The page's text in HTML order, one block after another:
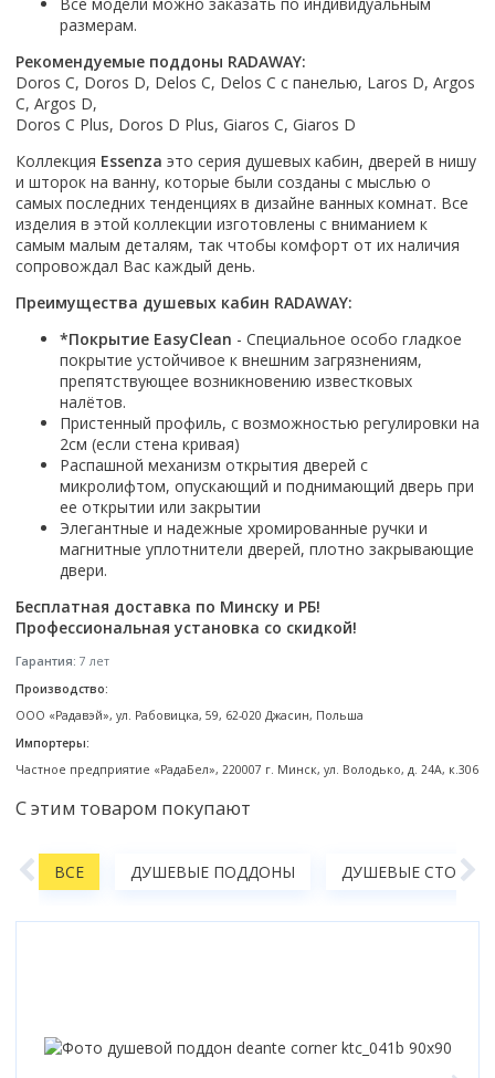
Смотреть все
Способ открывания
С раздвижной дверью
С распашной дверью
С открывающейся дверью
Высота кабины
Высокие
Низкие
200 см
До 200 см
Смотреть все
Комплектующие
Сифоны
Ролики
Скребки
Коврик для душевой кабины
Смотреть все
размерам.
Рекомендуемые поддоны RADAWAY:
Doros C, Doros D, Delos C, Delos C с панелью, Laros D, Argos
C, Argos D,
Doros C Plus, Doros D Plus, Giaros C, Giaros D
Коллекция Essenza это серия душевых кабин, дверей в нишу
и шторок на ванну, которые были созданы с мыслью о
самых последних тенденциях в дизайне ванных комнат. Все
изделия в этой коллекции изготовлены с вниманием к
самым малым деталям, так чтобы комфорт от их наличия
сопровождал Вас каждый день.
Преимущества душевых кабин RADAWAY:
*Покрытие EasyClean - Специальное особо гладкое
покрытие устойчивое к внешним загрязнениям,
препятствующее возникновению известковых
налётов.
Пристенный профиль, с возможностью регулировки на
2см (если стена кривая)
Распашной механизм открытия дверей с
микролифтом, опускающий и поднимающий дверь при
ее открытии или закрытии
Элегантные и надежные хромированные ручки и
магнитные уплотнители дверей, плотно закрывающие
двери.
Бесплатная доставка по Минску и РБ!
Профессиональная установка со скидкой!
Гарантия: 7 лет
Производство:
ООО «Радавэй», ул. Рабовицка, 59, 62-020 Джасин, Польша
Импортеры:
Частное предприятие «РадаБел», 220007 г. Минск, ул. Володько, д. 24А, к.306
С этим товаром покупают
ВСЕ ДУШЕВЫЕ ПОДДОНЫ ДУШЕВЫЕ